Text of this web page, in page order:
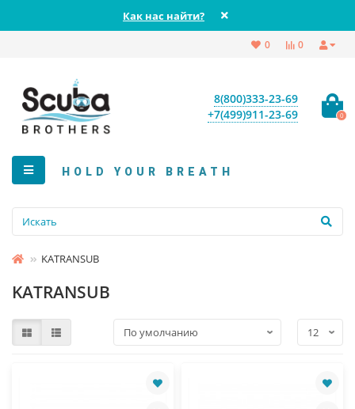
Как нас найти?
0
0
8(800)333-23-69
+7(499)911-23-69
0
HOLD YOUR BREATH
KATRANSUB
KATRANSUB